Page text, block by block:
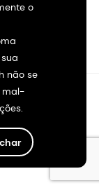
o
não se
mal-